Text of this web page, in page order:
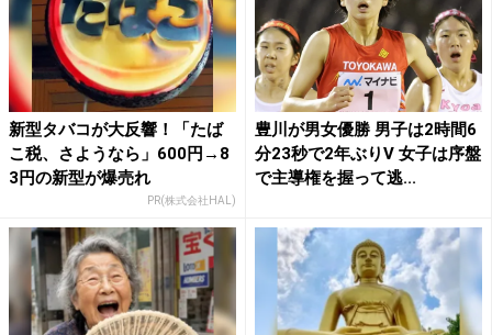
新型タバコが大反響！「たば
こ税、さようなら」600円→8
3円の新型が爆売れ
PR(株式会社HAL)
豊川が男女優勝 男子は2時間6
分23秒で2年ぶりV 女子は序盤
で主導権を握って逃...